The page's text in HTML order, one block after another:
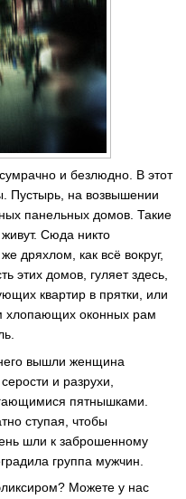
и безлюдно. В этот
Пустырь, на возвышении
панельных домов. Такие
Сюда никто
дряхлом, как всё вокруг,
этих домов, гуляет здесь,
квартир в прятки, или
хлопающих оконных рам
вышли женщина
и разрухи,
пятнышками.
ступая, чтобы
шли к заброшенному
группа мужчин.
Можете у нас